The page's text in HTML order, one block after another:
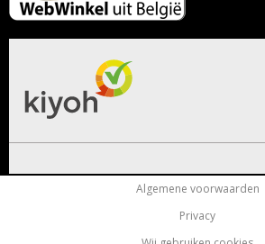
Algemene voorwaarden
Privacy